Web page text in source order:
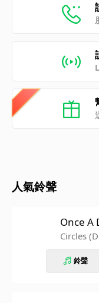
人氣鈴聲
Once A
Circles
鈴聲